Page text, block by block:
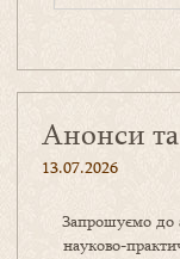
Анонси
13.07.2026
Запрошуємо до
науково-